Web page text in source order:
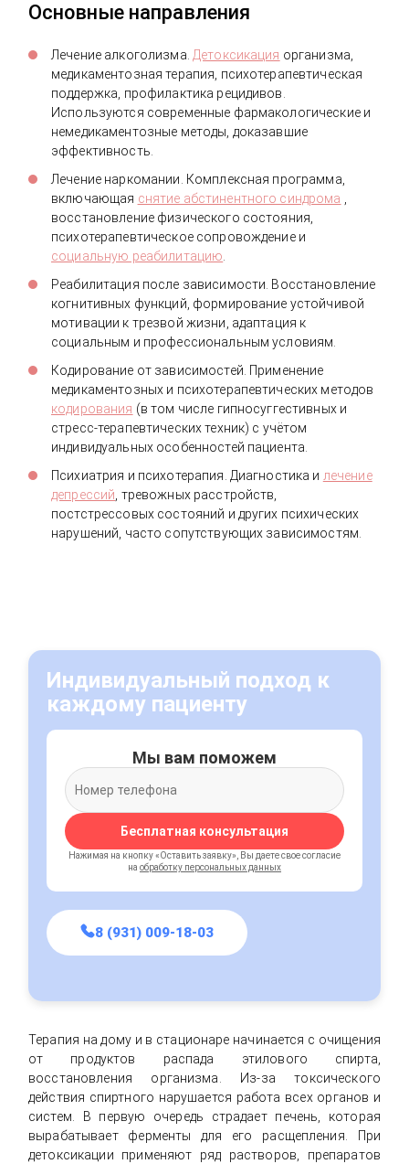
Основные направления
Лечение алкоголизма. Детоксикация организма,
медикаментозная терапия, психотерапевтическая
поддержка, профилактика рецидивов.
Используются современные фармакологические и
немедикаментозные методы, доказавшие
эффективность.
Лечение наркомании. Комплексная программа,
включающая снятие абстинентного синдрома
восстановление физического состояния,
психотерапевтическое сопровождение и
социальную реабилитацию
Реабилитация после зависимости. Восстановление
когнитивных функций, формирование устойчивой
мотивации к трезвой жизни, адаптация к
социальным и профессиональным условиям.
Кодирование от зависимостей. Применение
медикаментозных и психотерапевтических методов
кодирования (в том числе гипносуггестивных и
стресс-терапевтических техник) с учётом
индивидуальных особенностей пациента.
Психиатрия и психотерапия. Диагностика и лечение
депрессий , тревожных расстройств,
постстрессовых состояний и других психических
нарушений, часто сопутствующих зависимостям.
Индивидуальный подход к
каждому пациенту
8 (931) 009-18-03
Мы вам поможем
Бесплатная консультация
Нажимая на кнопку «Оставить заявку», Вы даете свое согласие
на обработку персональных данных
Терапия на дому и в стационаре начинается с очищения
от продуктов распада этилового спирта,
восстановления организма. Из-за токсического
действия спиртного нарушается работа всех органов и
систем. В первую очередь страдает печень, которая
вырабатывает ферменты для его расщепления. При
детоксикации применяют ряд растворов, препаратов